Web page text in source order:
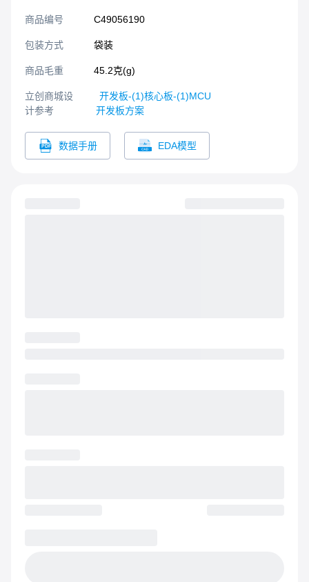
商品编号 C49056190
包装方式 袋装
商品毛重 45.2克(g)
立创商城设
计参考
开发板-(1)核心板-(1)MCU
开发板方案
数据手册 EDA模型